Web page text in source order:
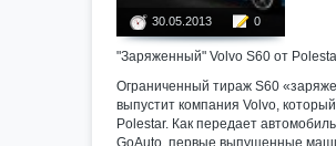
30.05.2013 0
"Заряженный" Volvo S60 от
Ограниченный тираж S60
выпустит компания Volvo,
Polestar. Как передает
GoAuto, первые выпущенные